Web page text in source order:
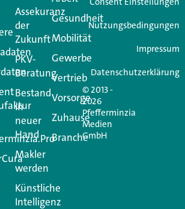
Sie einen
wird nicht veröffentlicht.
sind mit
Assekuranz
der
Zukunft
PKV-
Beratung
Bestand
in
neuer
Hand
Makler
werden
Künstliche
Intelligenz
Gesundheit
Mobilität
Gewerbe
Vertrieb
Vorsorge
Zuhause
Branche
© 2013 -
2026
Pfefferminzia
Medien
GmbH
Nutzungsbedingungen
Impressum
Datenschutzerklärung